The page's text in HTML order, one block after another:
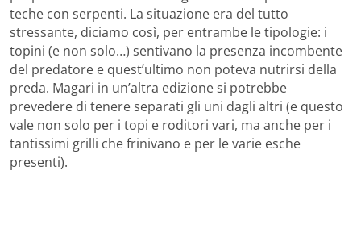
teche con serpenti. La situazione era del tutto
stressante, diciamo così, per entrambe le tipologie: i
topini (e non solo…) sentivano la presenza incombente
del predatore e quest’ultimo non poteva nutrirsi della
preda. Magari in un’altra edizione si potrebbe
prevedere di tenere separati gli uni dagli altri (e questo
vale non solo per i topi e roditori vari, ma anche per i
tantissimi grilli che frinivano e per le varie esche
presenti).